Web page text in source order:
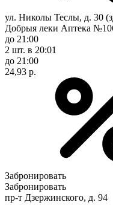
ул. Николы Теслы, д. 30
Добрыя леки Аптека
до 21:00
2 шт. в 20:01
до 21:00
24,93 р.
Забронировать
Забронировать
пр-т Дзержинского, д. 94